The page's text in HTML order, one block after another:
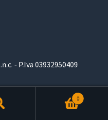
- P.Iva 03932950409
0